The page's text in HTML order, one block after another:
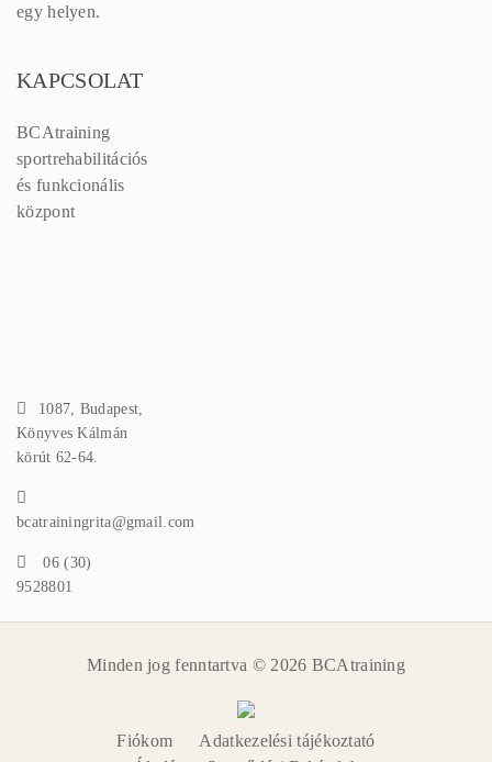
egy helyen.
KAPCSOLAT
BCAtraining
sportrehabilitációs
és funkcionális
központ
1087, Budapest,
Könyves Kálmán
körút 62-64.
bcatrainingrita@gmail.com
06 (30)
9528801
Minden jog fenntartva © 2026 BCAtraining
Fiókom
Adatkezelési tájékoztató